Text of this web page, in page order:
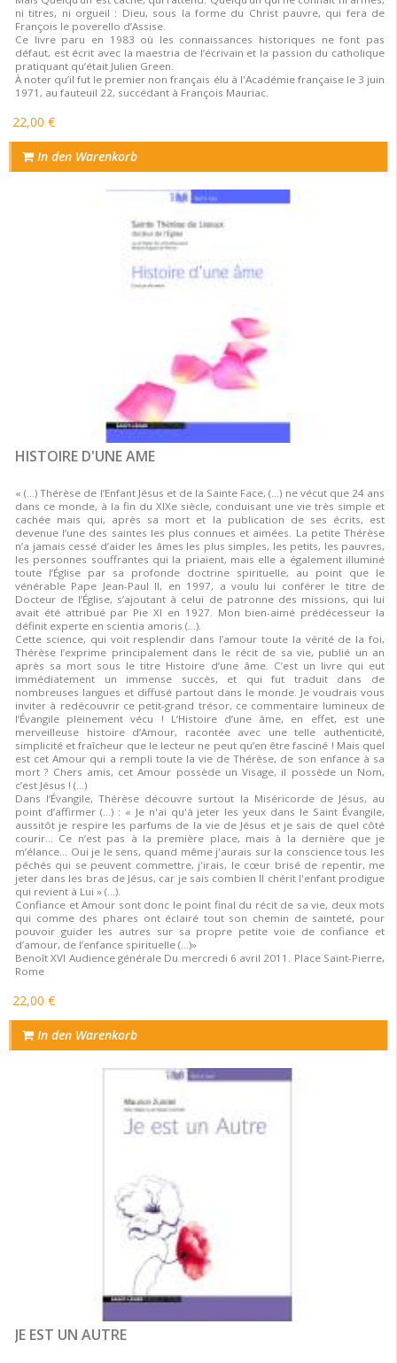
ni titres, ni orgueil : Dieu, sous la forme du Christ pauvre, qui fera de
François le poverello d’Assise.
Ce livre paru en 1983 où les connaissances historiques ne font pas
défaut, est écrit avec la maestria de l’écrivain et la passion du catholique
pratiquant qu’était Julien Green.
À noter qu’il fut le premier non français élu à l'Académie française le 3 juin
1971, au fauteuil 22, succédant à François Mauriac.
22,00 €
In den Warenkorb
HISTOIRE D'UNE AME
« (…) Thérèse de l’Enfant Jésus et de la Sainte Face, (…) ne vécut que 24 ans
dans ce monde, à la fin du XIXe siècle, conduisant une vie très simple et
cachée mais qui, après sa mort et la publication de ses écrits, est
devenue l’une des saintes les plus connues et aimées. La petite Thérèse
n’a jamais cessé d’aider les âmes les plus simples, les petits, les pauvres,
les personnes souffrantes qui la priaient, mais elle a également illuminé
toute l’Église par sa profonde doctrine spirituelle, au point que le
vénérable Pape Jean-Paul II, en 1997, a voulu lui conférer le titre de
Docteur de l’Église, s’ajoutant à celui de patronne des missions, qui lui
avait été attribué par Pie XI en 1927. Mon bien-aimé prédécesseur la
définit experte en scientia amoris (…).
Cette science, qui voit resplendir dans l’amour toute la vérité de la foi,
Thérèse l’exprime principalement dans le récit de sa vie, publié un an
après sa mort sous le titre Histoire d’une âme. C’est un livre qui eut
immédiatement un immense succès, et qui fut traduit dans de
nombreuses langues et diffusé partout dans le monde. Je voudrais vous
inviter à redécouvrir ce petit-grand trésor, ce commentaire lumineux de
l’Évangile pleinement vécu ! L’Histoire d’une âme, en effet, est une
merveilleuse histoire d’Amour, racontée avec une telle authenticité,
simplicité et fraîcheur que le lecteur ne peut qu’en être fasciné ! Mais quel
est cet Amour qui a rempli toute la vie de Thérèse, de son enfance à sa
mort ? Chers amis, cet Amour possède un Visage, il possède un Nom,
c’est Jésus ! (…)
Dans l’Évangile, Thérèse découvre surtout la Miséricorde de Jésus, au
point d’affirmer (...) : « Je n'ai qu'à jeter les yeux dans le Saint Évangile,
aussitôt je respire les parfums de la vie de Jésus et je sais de quel côté
courir… Ce n’est pas à la première place, mais à la dernière que je
m’élance… Oui je le sens, quand même j'aurais sur la conscience tous les
péchés qui se peuvent commettre, j'irais, le cœur brisé de repentir, me
jeter dans les bras de Jésus, car je sais combien Il chérit l'enfant prodigue
qui revient à Lui » (…).
Confiance et Amour sont donc le point final du récit de sa vie, deux mots
qui comme des phares ont éclairé tout son chemin de sainteté, pour
pouvoir guider les autres sur sa propre petite voie de confiance et
d’amour, de l’enfance spirituelle (…)»
Benoît XVI Audience générale Du mercredi 6 avril 2011. Place Saint-Pierre,
Rome
22,00 €
In den Warenkorb
JE EST UN AUTRE